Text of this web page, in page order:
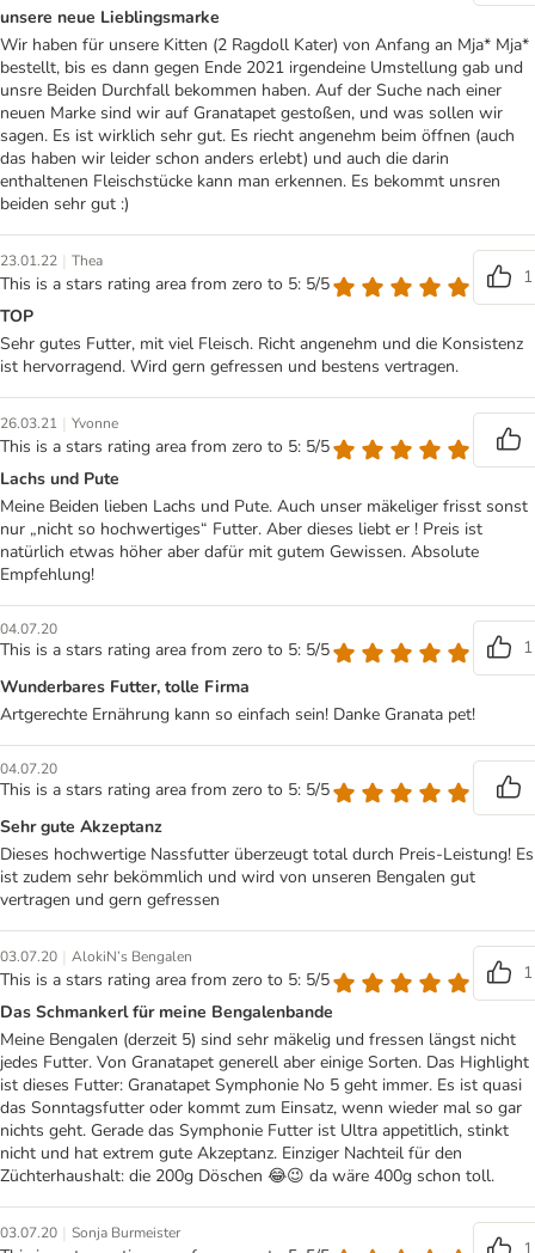
unsere neue Lieblingsmarke
Wir haben für unsere Kitten (2 Ragdoll Kater) von Anfang an Mja* Mja*
bestellt, bis es dann gegen Ende 2021 irgendeine Umstellung gab und
unsre Beiden Durchfall bekommen haben. Auf der Suche nach einer
neuen Marke sind wir auf Granatapet gestoßen, und was sollen wir
sagen. Es ist wirklich sehr gut. Es riecht angenehm beim öffnen (auch
das haben wir leider schon anders erlebt) und auch die darin
enthaltenen Fleischstücke kann man erkennen. Es bekommt unsren
beiden sehr gut :)
23.01.22 | Thea
This is a stars rating area from zero to 5: 5/5
1
TOP
Sehr gutes Futter, mit viel Fleisch. Richt angenehm und die Konsistenz
ist hervorragend. Wird gern gefressen und bestens vertragen.
26.03.21 | Yvonne
This is a stars rating area from zero to 5: 5/5
Lachs und Pute
Meine Beiden lieben Lachs und Pute. Auch unser mäkeliger frisst sonst
nur „nicht so hochwertiges“ Futter. Aber dieses liebt er ! Preis ist
natürlich etwas höher aber dafür mit gutem Gewissen. Absolute
Empfehlung!
04.07.20
This is a stars rating area from zero to 5: 5/5
1
Wunderbares Futter, tolle Firma
Artgerechte Ernährung kann so einfach sein! Danke Granata pet!
04.07.20
This is a stars rating area from zero to 5: 5/5
Sehr gute Akzeptanz
Dieses hochwertige Nassfutter überzeugt total durch Preis-Leistung! Es
ist zudem sehr bekömmlich und wird von unseren Bengalen gut
vertragen und gern gefressen
03.07.20 | AlokiN’s Bengalen
This is a stars rating area from zero to 5: 5/5
1
Das Schmankerl für meine Bengalenbande
Meine Bengalen (derzeit 5) sind sehr mäkelig und fressen längst nicht
jedes Futter. Von Granatapet generell aber einige Sorten. Das Highlight
ist dieses Futter: Granatapet Symphonie No 5 geht immer. Es ist quasi
das Sonntagsfutter oder kommt zum Einsatz, wenn wieder mal so gar
nichts geht. Gerade das Symphonie Futter ist Ultra appetitlich, stinkt
nicht und hat extrem gute Akzeptanz. Einziger Nachteil für den
Züchterhaushalt: die 200g Döschen 😂😉 da wäre 400g schon toll.
03.07.20 | Sonja Burmeister